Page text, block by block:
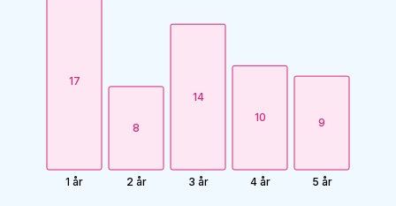
17
1 år
8
2 år
14
3 år
10
4 år
9
5 år